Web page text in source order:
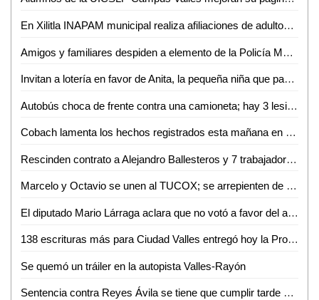
En Xilitla INAPAM municipal realiza afiliaciones de adultos mayores
Amigos y familiares despiden a elemento de la Policía Municipal fallecido
Invitan a lotería en favor de Anita, la pequeña niña que padece de atrofia cerebral
Autobús choca de frente contra una camioneta; hay 3 lesionados
Cobach lamenta los hechos registrados esta mañana en plantel 08 de Xilitla
Rescinden contrato a Alejandro Ballesteros y 7 trabajadores más
Marcelo y Octavio se unen al TUCOX; se arrepienten de haber apoyado a Xavier Azuara
El diputado Mario Lárraga aclara que no votó a favor del aumento del agua
138 escrituras más para Ciudad Valles entregó hoy la Promotora del Estado
Se quemó un tráiler en la autopista Valles-Rayón
Sentencia contra Reyes Ávila se tiene que cumplir tarde o temprano: LACM